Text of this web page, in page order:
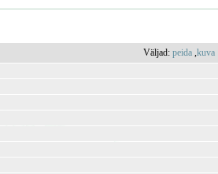
Väljad:peida ,kuva